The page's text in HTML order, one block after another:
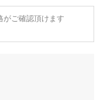
がご確認頂けます